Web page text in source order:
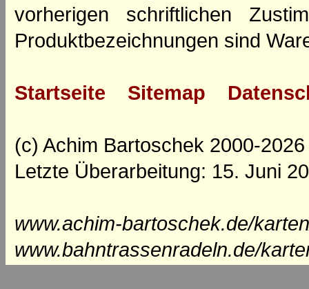
vorherigen schriftlichen
Produktbezeichnungen sind
Startseite Sitemap
(c) Achim Bartoschek 2000-2026
Letzte Überarbeitung: 15. Juni
www.achim-bartoschek.de/
www.bahntrassenradeln.de/